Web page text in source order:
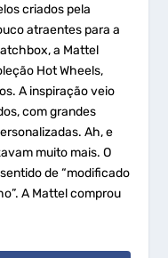
criados pela
atraentes para a
a Mattel
Hot Wheels,
A inspiração veio
com grandes
Ah, e
muito mais. O
de “modificado
A Mattel comprou